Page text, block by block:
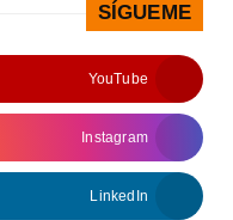
SÍGUEME
YouTube
Instagram
LinkedIn